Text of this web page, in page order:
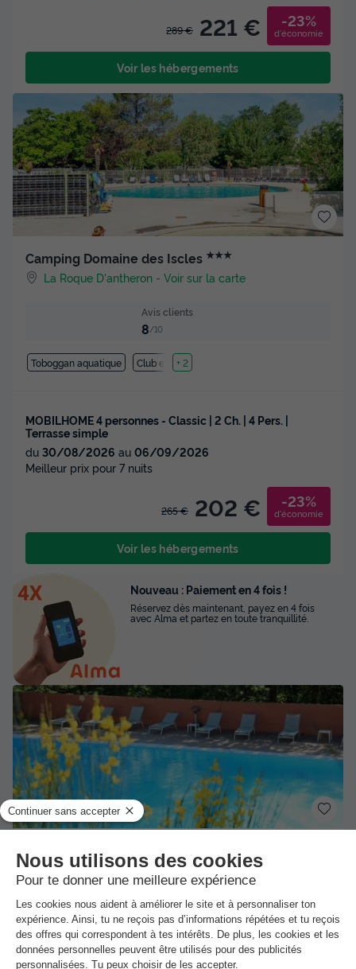
289 € 221 € -23%
d'économie
Voir les hébergements
Camping Domaine des Iscles ★★★
La Roque D'antheron -Voir sur la carte
Avis clients
8/10
Toboggan aquatique Club enfant
+ 2
MOBILHOME 4 personnes - Classic | 2 Ch. | 4 Pers. |
Terrasse simple
du 30/08/2026 au 06/09/2026
Meilleur prix pour 7 nuits
265 € 202 € -23%
d'économie
Voir les hébergements
Villars -Voir sur la carte
Avis TripAdvisor
189 avis
Avis clients
7.4/10
Nouveau : Paiement en 4 fois !
Réservez dès maintenant, payez en 4 fois
avec Alma et partez en toute tranquillité.